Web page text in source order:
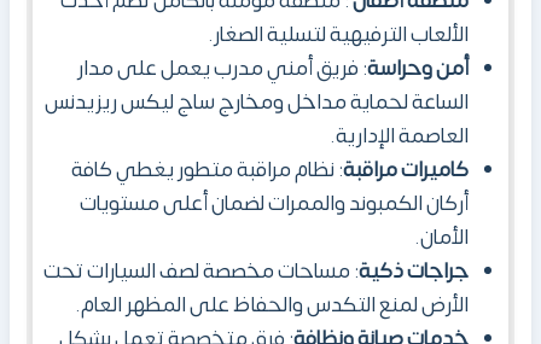
الألعاب الترفيهية لتسلية الصغار.
أمن وحراسة: فريق أمني مدرب يعمل على مدار
الساعة لحماية مداخل ومخارج ساج ليكس ريزيدنس
العاصمة الإدارية.
كاميرات مراقبة: نظام مراقبة متطور يغطي كافة
أركان الكمبوند والممرات لضمان أعلى مستويات
الأمان.
جراجات ذكية: مساحات مخصصة لصف السيارات تحت
الأرض لمنع التكدس والحفاظ على المظهر العام.